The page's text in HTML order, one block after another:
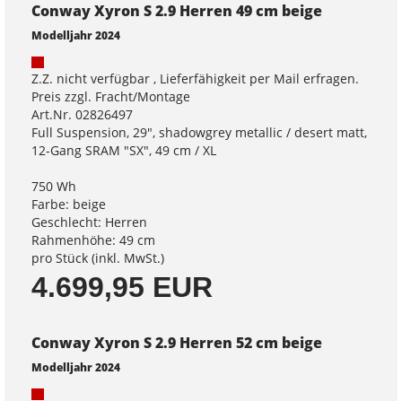
Conway Xyron S 2.9 Herren 49 cm beige
Modelljahr 2024
Z.Z. nicht verfügbar , Lieferfähigkeit per Mail erfragen.
Preis zzgl. Fracht/Montage
Art.Nr. 02826497
Full Suspension, 29", shadowgrey metallic / desert matt,
12-Gang SRAM "SX", 49 cm / XL
750 Wh
Farbe: beige
Geschlecht: Herren
Rahmenhöhe: 49 cm
pro Stück (inkl. MwSt.)
4.699,95 EUR
Conway Xyron S 2.9 Herren 52 cm beige
Modelljahr 2024